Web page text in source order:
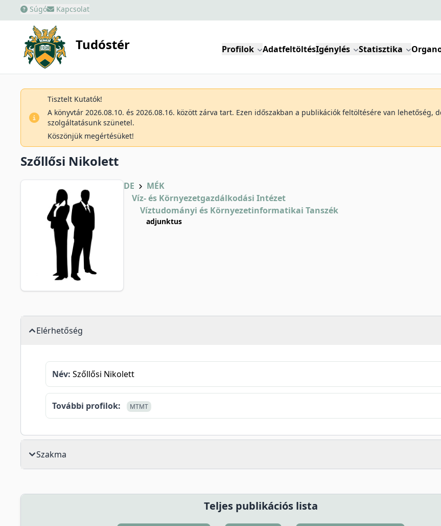
Súgó Kapcsolat
Tudóstér Profilok AdatfeltöltésIgénylés Statisztika
Tisztelt Kutatók!
A könyvtár 2026.08.10. és 2026.08.16. között zárva tart. Ezen időszakban a publikációk feltöltésére van lehetőség,
szolgáltatásunk szünetel.
Köszönjük megértésüket!
Szőllősi Nikolett
DE
MÉK
Víz- és Környezetgazdálkodási Intézet
Víztudományi és Környezetinformatikai Tanszék
adjunktus
Elérhetőség
Név: Szőllősi Nikolett
További profilok: MTMT
Szakma
Teljes publikációs lista